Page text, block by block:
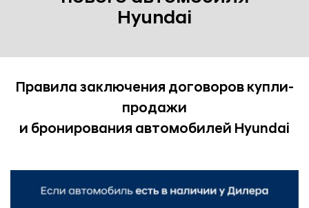
Hyundai
Правила заключения договоров купли-
продажи
и бронирования автомобилей Hyundai